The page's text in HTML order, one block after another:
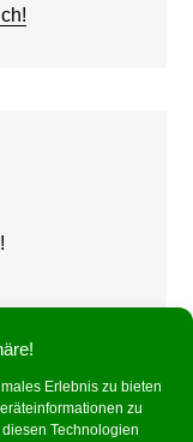
Erlebnis zu bieten
zu
Technologien